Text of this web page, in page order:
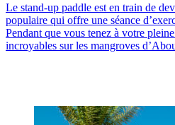
Le stand-up paddle est en train de
populaire qui offre une séance
Pendant que vous tenez à votre
incroyables sur les mangroves